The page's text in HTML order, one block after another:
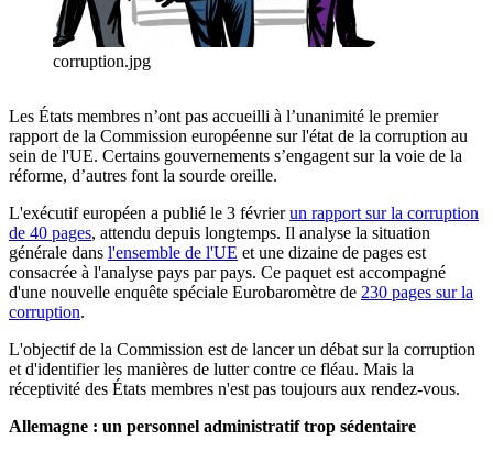
corruption.jpg
Les États membres n’ont pas accueilli à l’unanimité le premier
rapport de la Commission européenne sur l'état de la corruption au
sein de l'UE. Certains gouvernements s’engagent sur la voie de la
réforme, d’autres font la sourde oreille.
L'exécutif européen a publié le 3 févrierun rapport sur la corruption
de 40 pages, attendu depuis longtemps. Il analyse la situation
générale dans l'ensemble de l'UE et une dizaine de pages est
consacrée à l'analyse pays par pays. Ce paquet est accompagné
d'une nouvelle enquête spéciale Eurobaromètre de 230 pages sur la
corruption.
L'objectif de la Commission est de lancer un débat sur la corruption
et d'identifier les manières de lutter contre ce fléau. Mais la
réceptivité des États membres n'est pas toujours aux rendez-vous.
Allemagne : un personnel administratif trop sédentaire